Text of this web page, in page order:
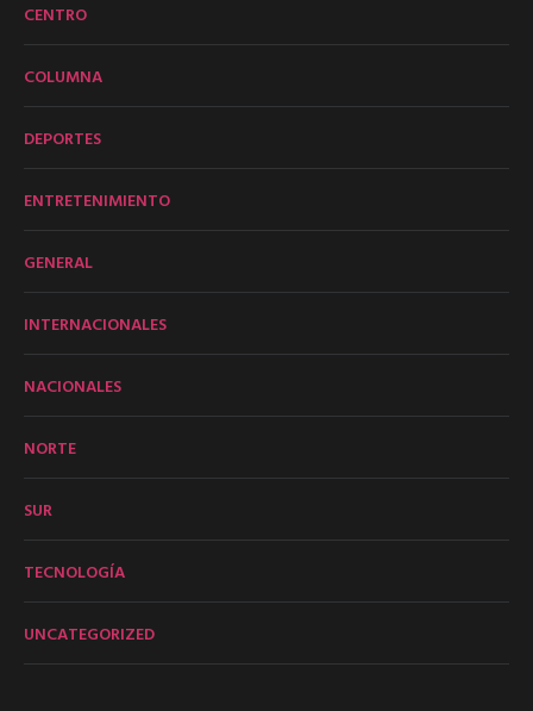
CENTRO
COLUMNA
DEPORTES
ENTRETENIMIENTO
GENERAL
INTERNACIONALES
NACIONALES
NORTE
SUR
TECNOLOGÍA
UNCATEGORIZED